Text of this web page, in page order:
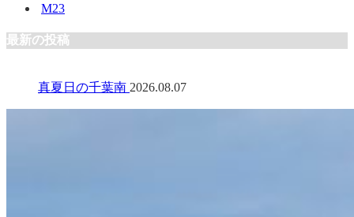
M23
最新の投稿
真夏日の千葉南 2026.08.07